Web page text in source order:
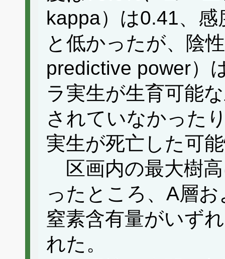
kappa）は0.41、
と低かったが、陰
predictive power）
ラ実生が生育可能
されていなかった
実生が死亡した可
区画内の最大樹
ったところ、A層
窒素含有量がいず
れた。